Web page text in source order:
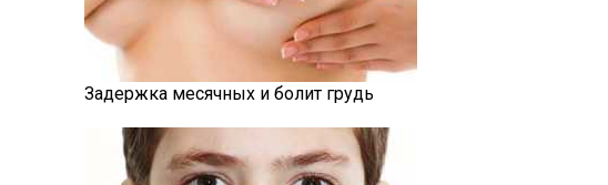
Задержка месячных и болит грудь